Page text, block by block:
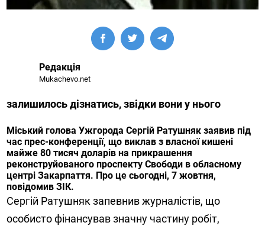
Редакція
Mukachevo.net
залишилось дізнатись, звідки вони у нього
Міський голова Ужгорода Сергій Ратушняк заявив під
час прес-конференції, що виклав з власної кишені
майже 80 тисяч доларів на прикрашення
реконструйованого проспекту Свободи в обласному
центрі Закарпаття. Про це сьогодні, 7 жовтня,
повідомив ЗІК.
Сергій Ратушняк запевнив журналістів, що
особисто фінансував значну частину робіт,